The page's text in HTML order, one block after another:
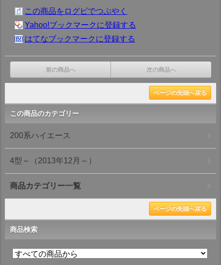
この商品をログピでつぶやく
Yahoo!ブックマークに登録する
はてなブックマークに登録する
前の商品へ 次の商品へ
ページの先頭へ戻る
この商品のカテゴリー
200系ハイエース
4型～（2013年12月～）
商品カテゴリー一覧
ページの先頭へ戻る
商品検索